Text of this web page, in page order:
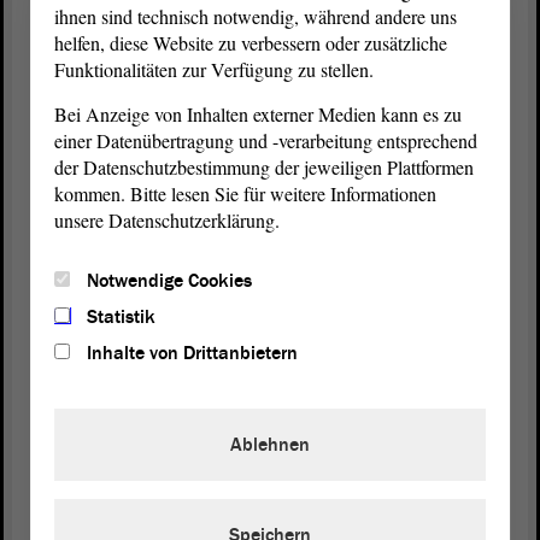
ich nicht. Manchmal sollte man sich vielleicht bei
einem solchen Thema, zu dem man nicht so ganz
einen authentischen Zugang hat, ein bisschen
zurückhalten.
(Zustimmung bei den GRÜNEN, bei der CDU, bei
der Linken und bei der SPD)
Vizepräsident Wulf Gallert:
Danke. - Dann folgt erwartungsgemäß eine
ihnen sind technisch notwendig, während andere uns
helfen, diese Website zu verbessern oder zusätzliche
Funktionalitäten zur Verfügung zu stellen.
Bei Anzeige von Inhalten externer Medien kann es zu
einer Datenübertragung und -verarbeitung entsprechend
der Datenschutzbestimmung der jeweiligen Plattformen
kommen. Bitte lesen Sie für weitere Informationen
unsere Datenschutzerklärung.
Notwendige Cookies
Statistik
Inhalte von Drittanbietern
Ablehnen
Speichern